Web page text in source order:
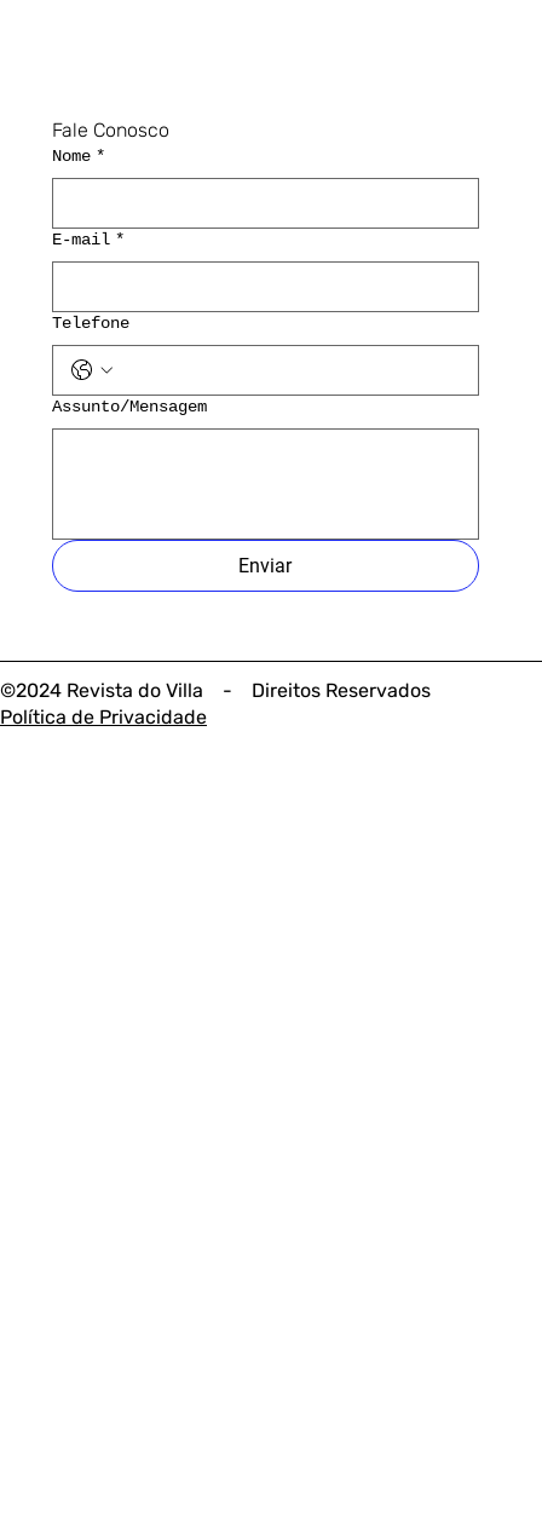
©2024 Revista do Villa - Direitos Reservados
Política de Privacidade
Fale Conosco
Nome *
E-mail *
Telefone
Assunto/Mensagem
Enviar